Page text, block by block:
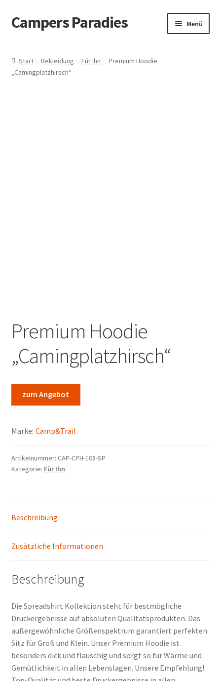
Zur
Navigation
Zum
Inhalt
Campers Paradies Menü
Ausstattung
Start Bekleidung Für Ihn
Premium Hoodie
„Camingplatzhirsch“
Premium Hoodie
„Camingplatzhirsch“
zum Angebot
Marke: Camp&Trail
Artikelnummer: CAP-CPH-108-SP
Kategorie: Für Ihn
Beschreibung
Zusätzliche Informationen
Beschreibung
Die Spreadshirt Kollektion steht für bestmögliche
Druckergebnisse auf absoluten Qualitätsprodukten. Das
außergewöhnliche Größenspektrum garantiert perfekten
Sitz für Groß und Klein. Unser Premium Hoodie ist
besonders dick und flauschig und sorgt so für Wärme und
Gemütlichkeit in allen Lebenslagen. Unsere Empfehlung!